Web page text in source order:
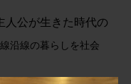
人公が生きた時代の
沿線の暮らしを社会